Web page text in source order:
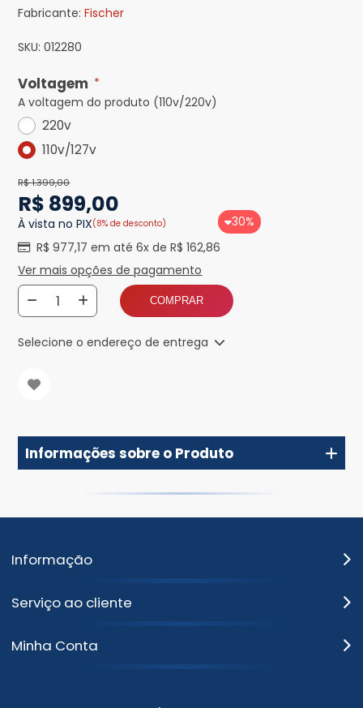
Fabricante: Fischer
SKU: 012280
Voltagem *
A voltagem do produto (110v/220v)
220v
110v/127v
R$ 1.399,00
R$ 899,00
À vista no PIX(8% de desconto)
R$ 977,17 em até 6x de R$ 162,86
Ver mais opções de pagamento
30%
COMPRAR
Selecione o endereço de entrega
Informações sobre o Produto
Informação
Serviço ao cliente
Minha Conta